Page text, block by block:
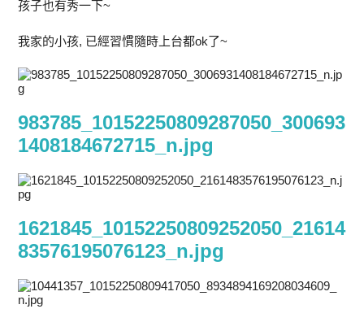
孩子也有秀一下~
我家的小孩, 已經習慣隨時上台都ok了~
983785_10152250809287050_300693
1408184672715_n.jpg
1621845_10152250809252050_21614
83576195076123_n.jpg